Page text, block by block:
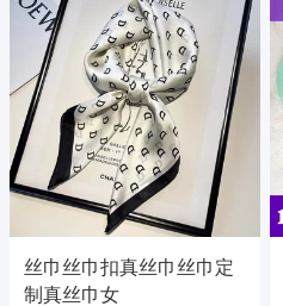
丝巾丝巾扣真丝巾丝巾定
制真丝巾女